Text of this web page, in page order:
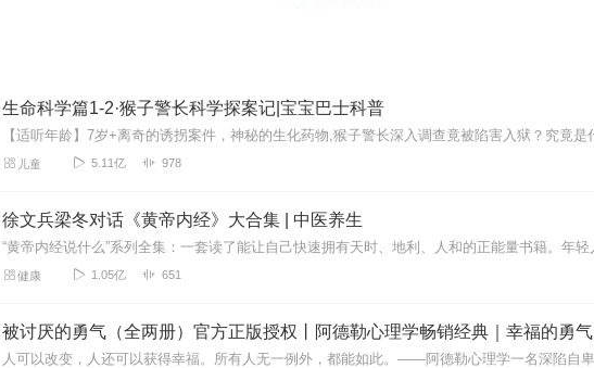
生命科学篇1-2·猴子警长科学探案记|宝宝巴士科普
儿童 5.11亿 978
徐文兵梁冬对话《黄帝内经》大合集 | 中医养生
健康 1.05亿 651
被讨厌的勇气（全两册）官方正版授权丨阿德勒心理学畅销经典｜幸福的勇气